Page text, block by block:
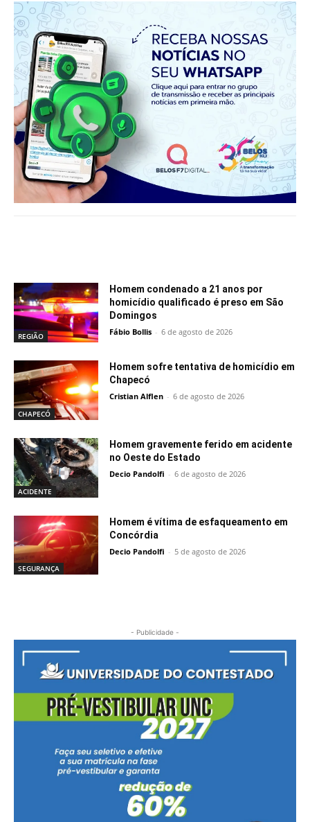
REGIÃO
Homem condenado a 21 anos por
homicídio qualificado é preso em São
Domingos
Fábio Bollis - 6 de agosto de 2026
CHAPECÓ
Homem sofre tentativa de homicídio em
Chapecó
Cristian Alflen - 6 de agosto de 2026
ACIDENTE
Homem gravemente ferido em acidente
no Oeste do Estado
Decio Pandolfi - 6 de agosto de 2026
SEGURANÇA
Homem é vítima de esfaqueamento em
Concórdia
Decio Pandolfi - 5 de agosto de 2026
- Publicidade -